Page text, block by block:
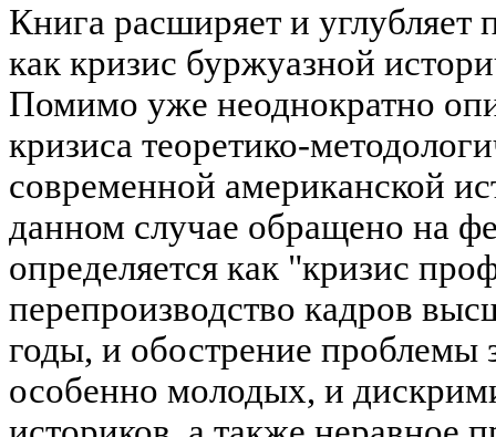
Книга расширяет и углубляет
как кризис буржуазной
Помимо уже неоднократно
кризиса теоретико-
современной американской
данном случае обращено на
определяется как "кризис
перепроизводство кадров
годы, и обострение проблемы
особенно молодых, и